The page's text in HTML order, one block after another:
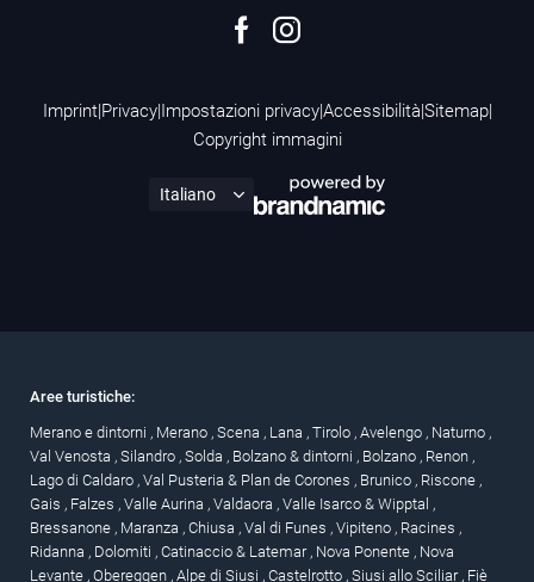
Imprint|Privacy|Impostazioni privacy|Accessibilità|Sitemap|
Copyright immagini
Aree turistiche:
Merano e dintorni , Merano , Scena , Lana , Tirolo , Avelengo , Naturno ,
Val Venosta , Silandro , Solda , Bolzano & dintorni , Bolzano , Renon ,
Lago di Caldaro , Val Pusteria & Plan de Corones , Brunico , Riscone ,
Gais , Falzes , Valle Aurina , Valdaora , Valle Isarco & Wipptal ,
Bressanone , Maranza , Chiusa , Val di Funes , Vipiteno , Racines ,
Ridanna , Dolomiti , Catinaccio & Latemar , Nova Ponente , Nova
Levante , Obereggen , Alpe di Siusi , Castelrotto , Siusi allo Sciliar , Fiè